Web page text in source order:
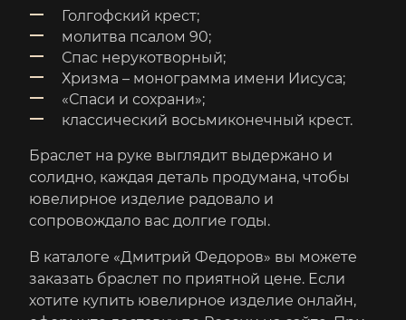
Голгофский крест;
молитва псалом 90;
Спас нерукотворный;
Хризма – монограмма имени Иисуса;
«Спаси и сохрани»;
классический восьмиконечный крест.
Браслет на руке выглядит выдержано и
солидно, каждая деталь продумана, чтобы
ювелирное изделие радовало и
сопровождало вас долгие годы.
В каталоге «Дмитрий Федоров» вы можете
заказать браслет по приятной цене. Если
хотите купить ювелирное изделие онлайн,